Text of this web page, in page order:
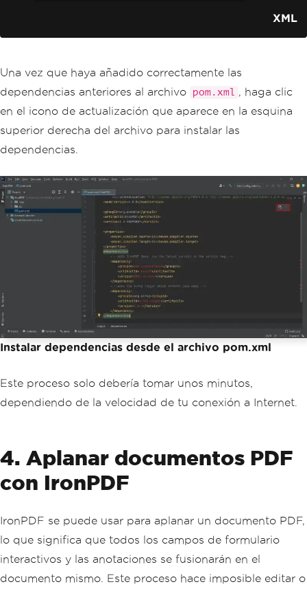
XML
Una vez que haya añadido correctamente las
dependencias anteriores al archivo
pom.xml
, haga clic
en el icono de actualización que aparece en la esquina
superior derecha del archivo para instalar las
dependencias.
Instalar dependencias desde el archivo pom.xml
Este proceso solo debería tomar unos minutos,
dependiendo de la velocidad de tu conexión a Internet.
4. Aplanar documentos PDF
con IronPDF
IronPDF se puede usar para aplanar un documento PDF,
lo que significa que todos los campos de formulario
interactivos y las anotaciones se fusionarán en el
documento mismo. Este proceso hace imposible editar o